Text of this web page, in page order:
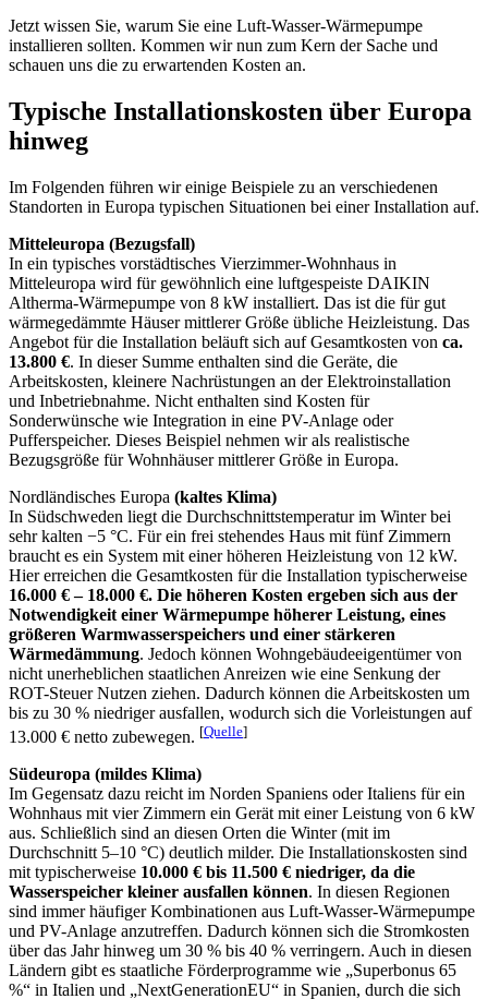
Jetzt wissen Sie, warum Sie eine Luft-Wasser-Wärmepumpe
installieren sollten. Kommen wir nun zum Kern der Sache und
schauen uns die zu erwartenden Kosten an.
Typische Installationskosten über Europa
hinweg
Im Folgenden führen wir einige Beispiele zu an verschiedenen
Standorten in Europa typischen Situationen bei einer Installation auf.
Mitteleuropa (Bezugsfall)
In ein typisches vorstädtisches Vierzimmer-Wohnhaus in
Mitteleuropa wird für gewöhnlich eine luftgespeiste DAIKIN
Altherma-Wärmepumpe von 8 kW installiert. Das ist die für gut
wärmegedämmte Häuser mittlerer Größe übliche Heizleistung. Das
Angebot für die Installation beläuft sich auf Gesamtkosten von ca.
13.800 €. In dieser Summe enthalten sind die Geräte, die
Arbeitskosten, kleinere Nachrüstungen an der Elektroinstallation
und Inbetriebnahme. Nicht enthalten sind Kosten für
Sonderwünsche wie Integration in eine PV-Anlage oder
Pufferspeicher. Dieses Beispiel nehmen wir als realistische
Bezugsgröße für Wohnhäuser mittlerer Größe in Europa.
Nordländisches Europa (kaltes Klima)
In Südschweden liegt die Durchschnittstemperatur im Winter bei
sehr kalten −5 °C. Für ein frei stehendes Haus mit fünf Zimmern
braucht es ein System mit einer höheren Heizleistung von 12 kW.
Hier erreichen die Gesamtkosten für die Installation typischerweise
16.000 € – 18.000 €. Die höheren Kosten ergeben sich aus der
Notwendigkeit einer Wärmepumpe höherer Leistung, eines
größeren Warmwasserspeichers und einer stärkeren
Wärmedämmung. Jedoch können Wohngebäudeeigentümer von
nicht unerheblichen staatlichen Anreizen wie eine Senkung der
ROT-Steuer Nutzen ziehen. Dadurch können die Arbeitskosten um
bis zu 30 % niedriger ausfallen, wodurch sich die Vorleistungen auf
13.000 € netto zubewegen. [Quelle]
Südeuropa (mildes Klima)
Im Gegensatz dazu reicht im Norden Spaniens oder Italiens für ein
Wohnhaus mit vier Zimmern ein Gerät mit einer Leistung von 6 kW
aus. Schließlich sind an diesen Orten die Winter (mit im
Durchschnitt 5–10 °C) deutlich milder. Die Installationskosten sind
mit typischerweise 10.000 € bis 11.500 € niedriger, da die
Wasserspeicher kleiner ausfallen können. In diesen Regionen
sind immer häufiger Kombinationen aus Luft-Wasser-Wärmepumpe
und PV-Anlage anzutreffen. Dadurch können sich die Stromkosten
über das Jahr hinweg um 30 % bis 40 % verringern. Auch in diesen
Ländern gibt es staatliche Förderprogramme wie „Superbonus 65
%“ in Italien und „NextGenerationEU“ in Spanien, durch die sich